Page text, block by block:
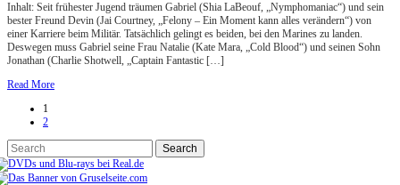
Inhalt: Seit frühester Jugend träumen Gabriel (Shia LaBeouf, „Nymphomaniac“) und sein
bester Freund Devin (Jai Courtney, „Felony – Ein Moment kann alles verändern“) von
einer Karriere beim Militär. Tatsächlich gelingt es beiden, bei den Marines zu landen.
Deswegen muss Gabriel seine Frau Natalie (Kate Mara, „Cold Blood“) und seinen Sohn
Jonathan (Charlie Shotwell, „Captain Fantastic […]
Read More
1
2